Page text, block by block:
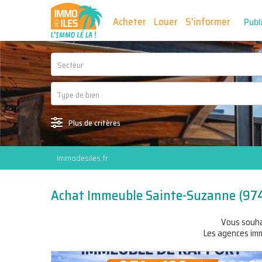
Acheter Louer S'informer
Secteur
Plus de critères
Immodesiles.fr
Achat Immeuble Sainte-Suzanne
Vous
Les agences